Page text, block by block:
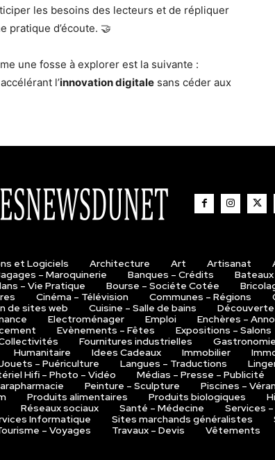
les besoins des lecteurs et de répliquer
pratique d’écoute. 🤝
une fosse à explorer est la suivante :
l’innovation digitale sans céder aux
et Logiciels Architecture Art Artisanat
– Maroquinerie Banques – Crédits
– Vie Pratique Bourse – Sociéte Cotée
Cinéma – Télévision Communes – Régions
de sites web Cuisine – Salle de bains
Electroménager Emploi Enchères –
Evènements – Fêtes Expositions – Salons
Fournitures industrielles Gastronomie
Humanitaire Idees Cadeaux Immobilier
– Puériculture Langues – Traductions
Hifi – Photo – Vidéo Médias – Presse – Publicité
Peinture – Sculpture Piscines –
Produits alimentaires Produits biologiques
Réseaux sociaux Santé – Médecine Services
Informatique Sites marchands généralistes
– Voyages
Travaux – Devis Vêtements